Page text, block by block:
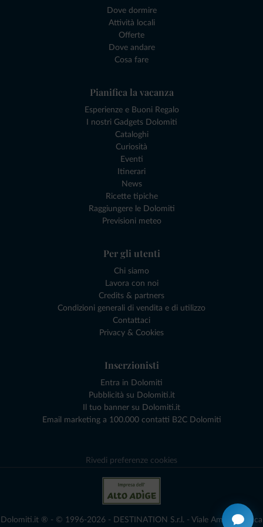
Dove dormire
Attività locali
Offerte
Dove andare
Cosa fare
Pianifica la vacanza
Esperienze e Buoni Regalo
I nostri Gadgets Dolomiti
Cataloghi
Curiosità
Eventi
Itinerari
News
Ricette tipiche
Raggiungere le Dolomiti
Previsioni meteo
Per gli utenti
Chi siamo
Lavora con noi
Credits & partners
Condizioni generali di vendita e di utilizzo
Contattaci
Privacy & Cookies
Inserzionisti
Entra in Dolomiti
Pubblicità su Dolomiti.it
Il tuo banner su Dolomiti.it
Email marketing a 100.000 contatti B2C Dolomiti
Rivedi preferenze cookies
Dolomiti.it ® - © 1996-2026 - DESTINATION S.r.l. - Viale Amedeo Duca